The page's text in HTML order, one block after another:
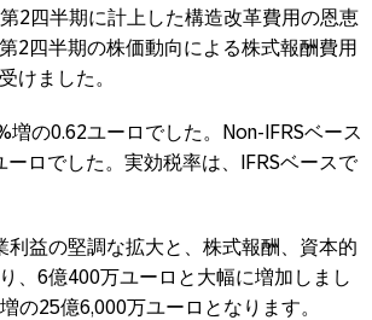
2四半期に計上した構造改革費用の恩恵
2四半期の株価動向による株式報酬費用
けました。
増の0.62ユーロでした。Non-IFRSベース
ロでした。実効税率は、IFRSベースで
益の堅調な拡大と、株式報酬、資本的
、6億400万ユーロと大幅に増加しまし
の25億6,000万ユーロとなります。